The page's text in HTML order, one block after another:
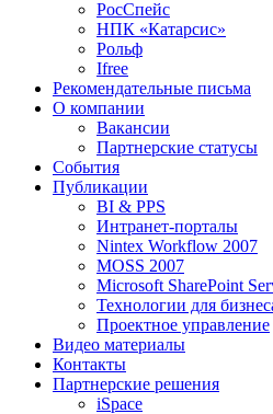
РосСпейс
НПК «Катарсис»
Рольф
Ifree
Рекомендательные письма
О компании
Вакансии
Партнерские статусы
События
Публикации
BI & PPS
Интранет-порталы
Nintex Workflow 2007
MOSS 2007
Microsoft SharePoint
Технологии для
Проектное управление
Видео материалы
Контакты
Партнерские решения
iSpace